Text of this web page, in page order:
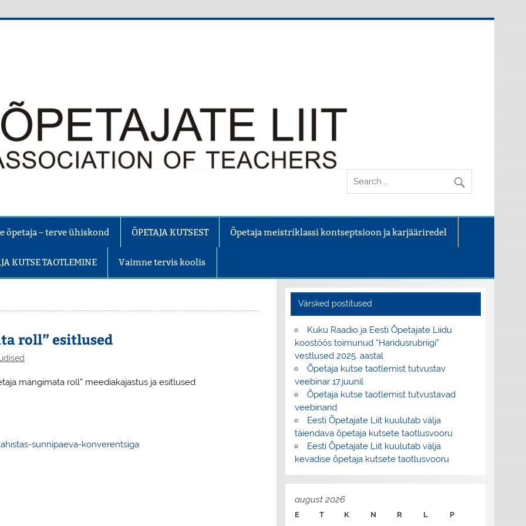
õpetaja – terve ühiskond ÕPETAJA KUTSEST Õpetaja meistriklassi kontseptsioon ja karjääriredel
KUTSE TAOTLEMINE Vaimne tervis koolis
roll” esitlused
mängimata roll” meediakajastus ja esitlused
sunnipaeva-konverentsiga
Värsked postitused
Kuku Raadio ja Eesti Õpetajate Liidu
koostöös toimunud “Haridusrubriigi”
vestlused 2025. aastal
Õpetaja kutse taotlemist tutvustav
veebinar 17.juunil
Õpetaja kutse taotlemist tutvustavad
veebinarid
Eesti Õpetajate Liit kuulutab välja
täiendava õpetaja kutsete taotlusvooru
Eesti Õpetajate Liit kuulutab välja
kevadise õpetaja kutsete taotlusvooru
august 2026
E T K N R L P